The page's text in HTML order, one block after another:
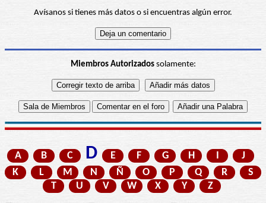
Avísanos si tienes más datos o si encuentras algún error.
Miembros Autorizadossolamente:
A B C D E F G H I
J
K
L M N Ñ O P Q R
S
T
U V W X Y Z